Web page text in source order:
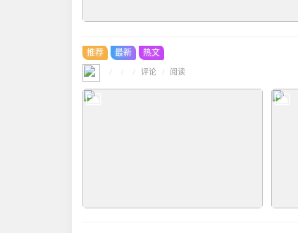
推荐 最新 热文
/ / / 评论 / 阅读